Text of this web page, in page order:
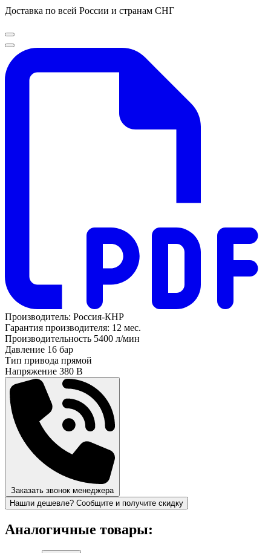
Доставка по всей России и странам СНГ
Производитель: Россия-КНР
Гарантия производителя: 12 мес.
Производительность 5400 л/мин
Давление 16 бар
Тип привода прямой
Напряжение 380 В
Заказать звонок менеджера
Нашли дешевле? Сообщите и получите скидку
Аналогичные товары: